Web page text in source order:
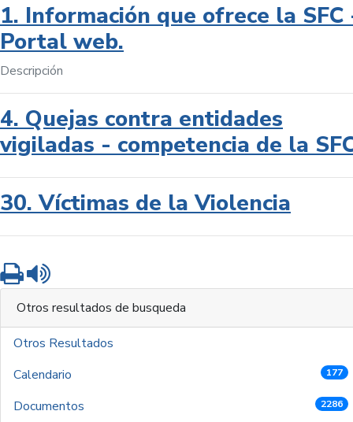
1. Información que ofrece la SFC
Portal web.
Descripción
4. Quejas contra entidades
vigiladas - competencia de la
30. Víctimas de la Violencia
Imprimir
Otros resultados de busqueda
Otros Resultados
Calendario
177
Documentos 2286